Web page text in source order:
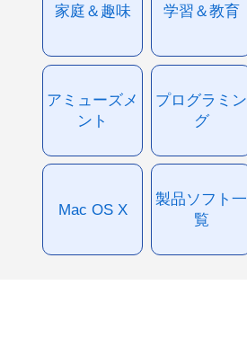
家庭＆趣味 学習＆教育
アミューズメ
ント
プログラミン
グ
Mac OS X
製品ソフト一
覧